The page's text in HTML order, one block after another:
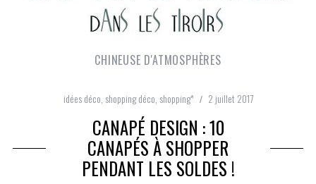
CHINEUSE D'ATMOSPHÈRES
idées déco, shopping déco, shopping* 2 juillet 2017
CANAPÉ DESIGN : 10
CANAPÉS À SHOPPER
PENDANT LES SOLDES !